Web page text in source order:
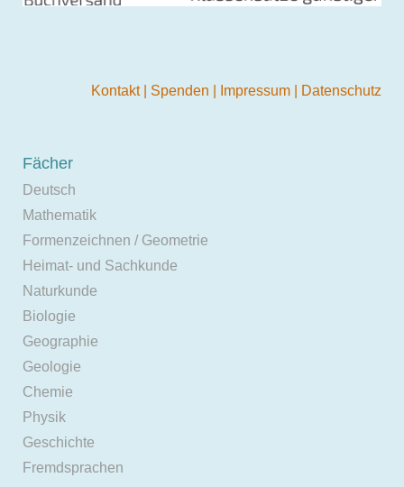
Kontakt Spenden Impressum Datenschutz
Fächer
Deutsch
Mathematik
Formenzeichnen / Geometrie
Heimat- und Sachkunde
Naturkunde
Biologie
Geographie
Geologie
Chemie
Physik
Geschichte
Fremdsprachen